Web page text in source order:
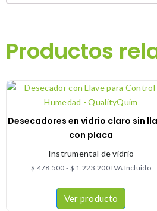
Productos
Desecadores en vidrio claro sin
con placa
Instrumental de vidrio
$ 478.500 - $ 1.223.200IVA Incluido
Ver producto